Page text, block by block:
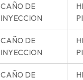
CAÑO DE
INYECCION
CAÑO DE
INYECCION
CAÑO DE